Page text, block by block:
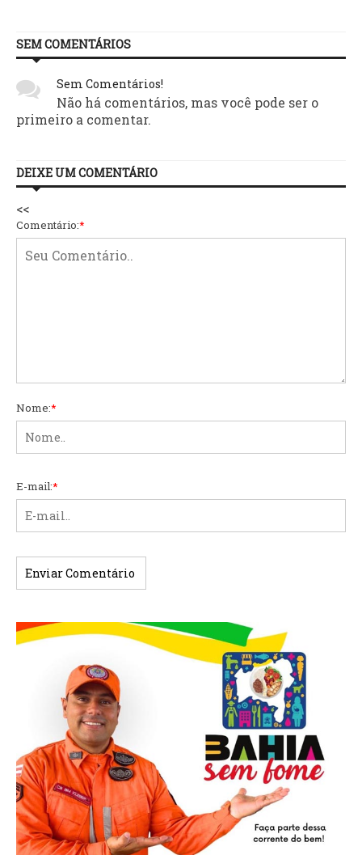
SEM COMENTÁRIOS
Sem Comentários!
Não há comentários, mas você pode ser o
primeiro a comentar.
DEIXE UM COMENTÁRIO
<<
Comentário:*
Nome:*
E-mail:*